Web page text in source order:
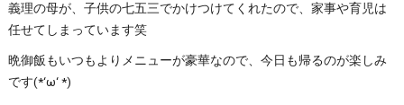
義理の母が、子供の七五三でかけつけてくれたので、家事や育児は
任せてしまっています笑
晩御飯もいつもよりメニューが豪華なので、今日も帰るのが楽しみ
です(*‘ω‘ *)